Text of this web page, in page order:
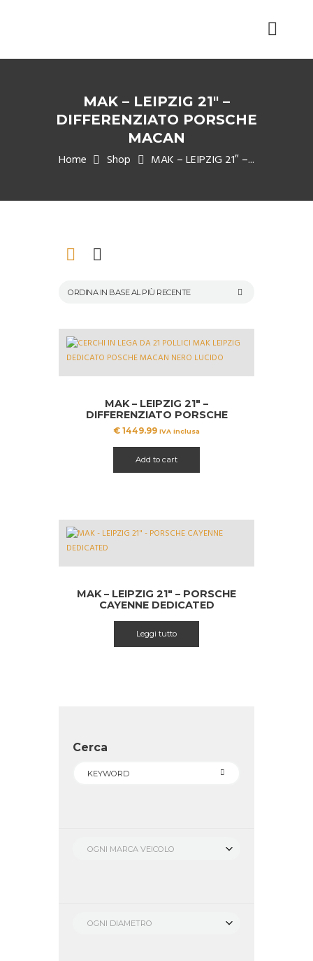
MAK – LEIPZIG 21″ –
DIFFERENZIATO PORSCHE
MACAN
Home Shop MAK – LEIPZIG 21″ –...
MAK – LEIPZIG 21″ –
DIFFERENZIATO PORSCHE
MACAN
€ 1449.99 IVA inclusa
Add to cart
MAK – LEIPZIG 21″ – PORSCHE
CAYENNE DEDICATED
Leggi tutto
Cerca
OGNI MARCA VEICOLO
OGNI DIAMETRO